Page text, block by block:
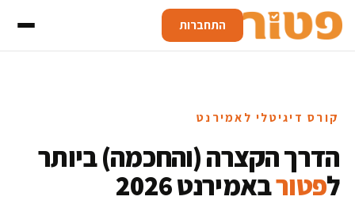
התחברות
קורס דיגיטלי לאמירנט
הדרך הקצרה (והחכמה) ביותר
לפטורבאמירנט 2026